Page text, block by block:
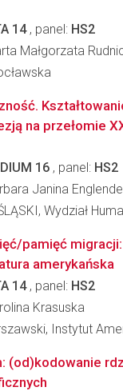
14, panel: HS2
Małgorzata
na przełomie
16 , panel: HS2
Janina
Wydział
pamięć
amerykańska
14, panel: HS2
Krasuska
Instytut
(od)kodowanie